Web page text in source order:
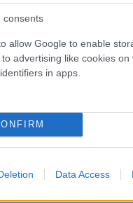
consents
allow Google to enable
to advertising like cookies on
in apps.
Data Access
esclusa)